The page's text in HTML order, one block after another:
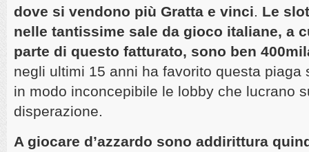
dove si vendono più Gratta e vinci. Le
nelle tantissime sale da gioco italiane, a
parte di questo fatturato, sono ben
negli ultimi 15 anni ha favorito questa piaga
in modo inconcepibile le lobby che lucrano
disperazione.
A giocare d’azzardo sono addirittura